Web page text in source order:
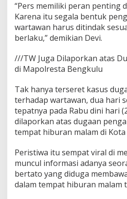
“Pers memiliki peran penting
Karena itu segala bentuk
wartawan harus ditindak
berlaku,” demikian Devi.
///TW Juga Dilaporkan atas
di Mapolresta Bengkulu
Tak hanya terseret kasus
terhadap wartawan, dua hari
tepatnya pada Rabu dini hari
dilaporkan atas dugaan
tempat hiburan malam di
Peristiwa itu sempat viral di
muncul informasi adanya
bertato yang diduga
dalam tempat hiburan malam